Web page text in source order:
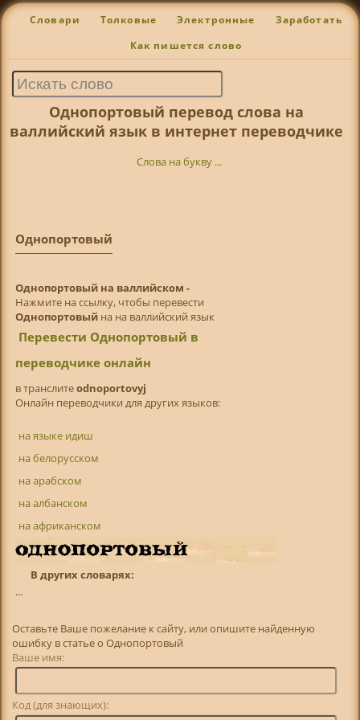
Словари Толковые Электронные Заработать
Как пишется слово
Однопортовый перевод слова на
валлийский язык в интернет переводчике
Слова на букву ...
Однопортовый
Однопортовый на валлийском -
Нажмите на ссылку, чтобы перевести
Однопортовыйна на валлийский язык
Перевести Однопортовый в
переводчике онлайн
в транслитeodnoportovyj
Онлайн переводчики для других языков:
на языке идиш
на белорусском
на арабском
на албанском
на африканском
В других словарях:
...
Оставьте Ваше пожелание к сайту, или опишите найденную
ошибку в статье о Однопортовый
Ваше имя:
Код (для знающих):